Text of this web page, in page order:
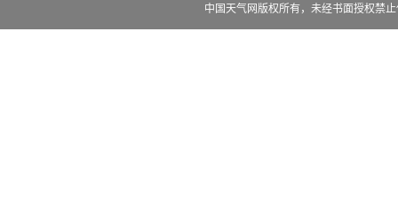
中国天气网版权所有，未经书面授权